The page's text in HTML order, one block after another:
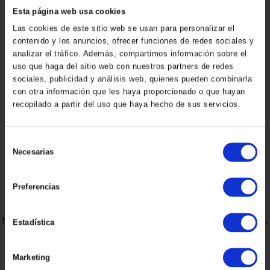
Esta página web usa cookies
Las cookies de este sitio web se usan para personalizar el
contenido y los anuncios, ofrecer funciones de redes sociales y
analizar el tráfico. Además, compartimos información sobre el
uso que haga del sitio web con nuestros partners de redes
sociales, publicidad y análisis web, quienes pueden combinarla
con otra información que les haya proporcionado o que hayan
recopilado a partir del uso que haya hecho de sus servicios.
Necesarias
Preferencias
Estadística
Marketing
Que disent les clients de Martinez Caballero Abogados ?
Google Reviews de Martinez Caballero Abogados à Barcelone
Avez-vous été chez Martinez Caballero Abogados ?
Laissez-nous un avis sur Google Reviews en cliquant ici
Notre cabinet d'avocats est situé dans la ville de Barcelone, Plaza Tetúan.
Laissez-nous un message et nous vous répondrons.